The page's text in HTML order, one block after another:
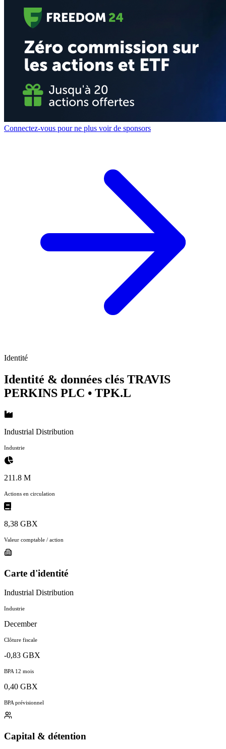
Connectez-vous pour ne plus voir de sponsors
Identité
Identité & données clés TRAVIS
PERKINS PLC • TPK.L
Industrial Distribution
Industrie
211.8 M
Actions en circulation
8,38 GBX
Valeur comptable / action
Carte d'identité
Industrial Distribution
Industrie
December
Clôture fiscale
-0,83 GBX
BPA 12 mois
0,40 GBX
BPA prévisionnel
Capital & détention